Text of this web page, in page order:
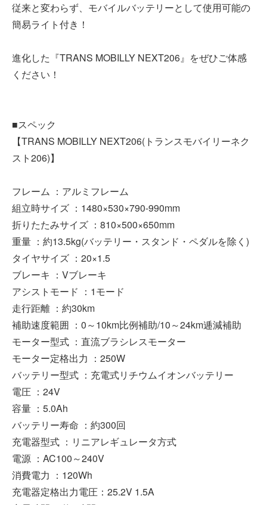
従来と変わらず、モバイルバッテリーとして使用可能の
簡易ライト付き！
進化した『TRANS MOBILLY NEXT206』をぜひご体感
ください！
■スペック
【TRANS MOBILLY NEXT206(トランスモバイリーネク
スト206)】
フレーム ：アルミフレーム
組立時サイズ ：1480×530×790-990mm
折りたたみサイズ ：810×500×650mm
重量 ：約13.5kg(バッテリー・スタンド・ペダルを除く)
タイヤサイズ ：20×1.5
ブレーキ ：Vブレーキ
アシストモード ：1モード
走行距離 ：約30km
補助速度範囲 ：0～10km比例補助/10～24km逓減補助
モーター型式 ：直流ブラシレスモーター
モーター定格出力 ：250W
バッテリー型式 ：充電式リチウムイオンバッテリー
電圧 ：24V
容量 ：5.0Ah
バッテリー寿命 ：約300回
充電器型式 ：リニアレギュレータ方式
電源 ：AC100～240V
消費電力 ：120Wh
充電器定格出力電圧：25.2V 1.5A